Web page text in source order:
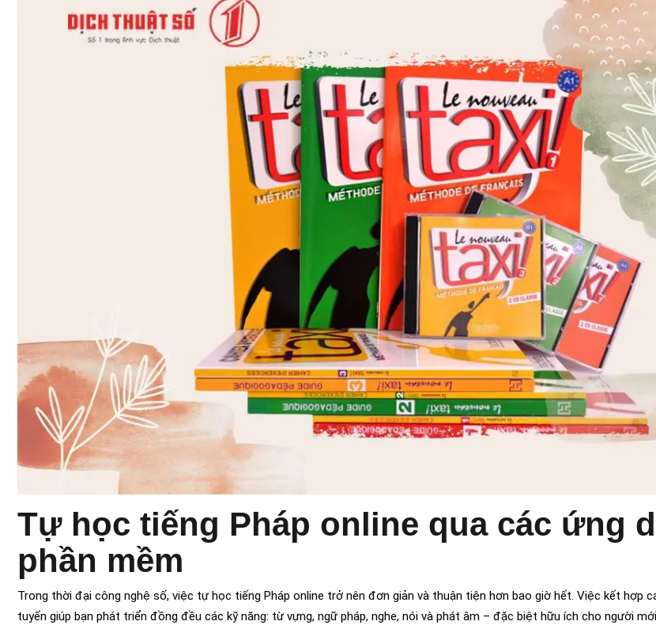
Tự học tiếng Pháp online qua các ứng
phần mềm
Trong thời đại công nghệ số, việc tự học tiếng Pháp online trở nên đơn giản và thuận tiện hơn bao giờ hết. Việc kết hợp
tuyến giúp bạn phát triển đồng đều các kỹ năng: từ vựng, ngữ pháp, nghe, nói và phát âm – đặc biệt hữu ích cho người